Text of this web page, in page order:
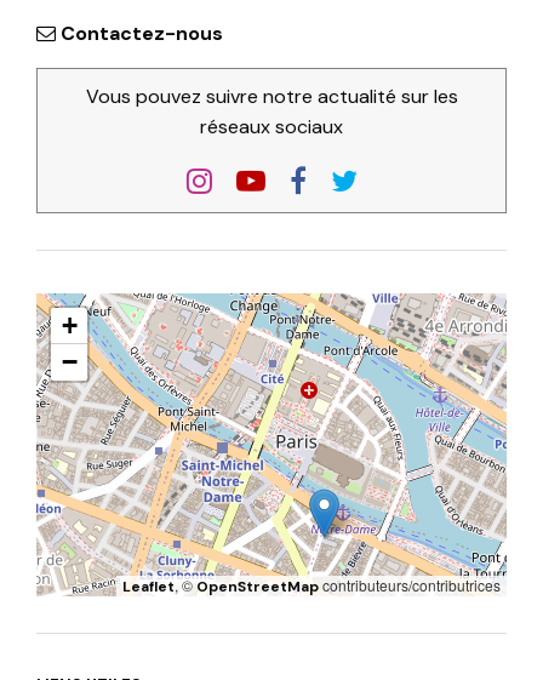
Contactez-nous
Vous pouvez suivre notre actualité sur les
réseaux sociaux
+
−
Leaflet, ©OpenStreetMapcontributeurs/contributrices